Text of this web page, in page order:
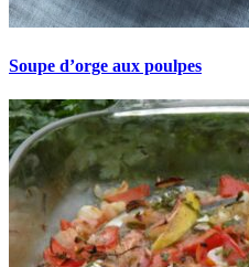
Soupe d’orge aux poulpes